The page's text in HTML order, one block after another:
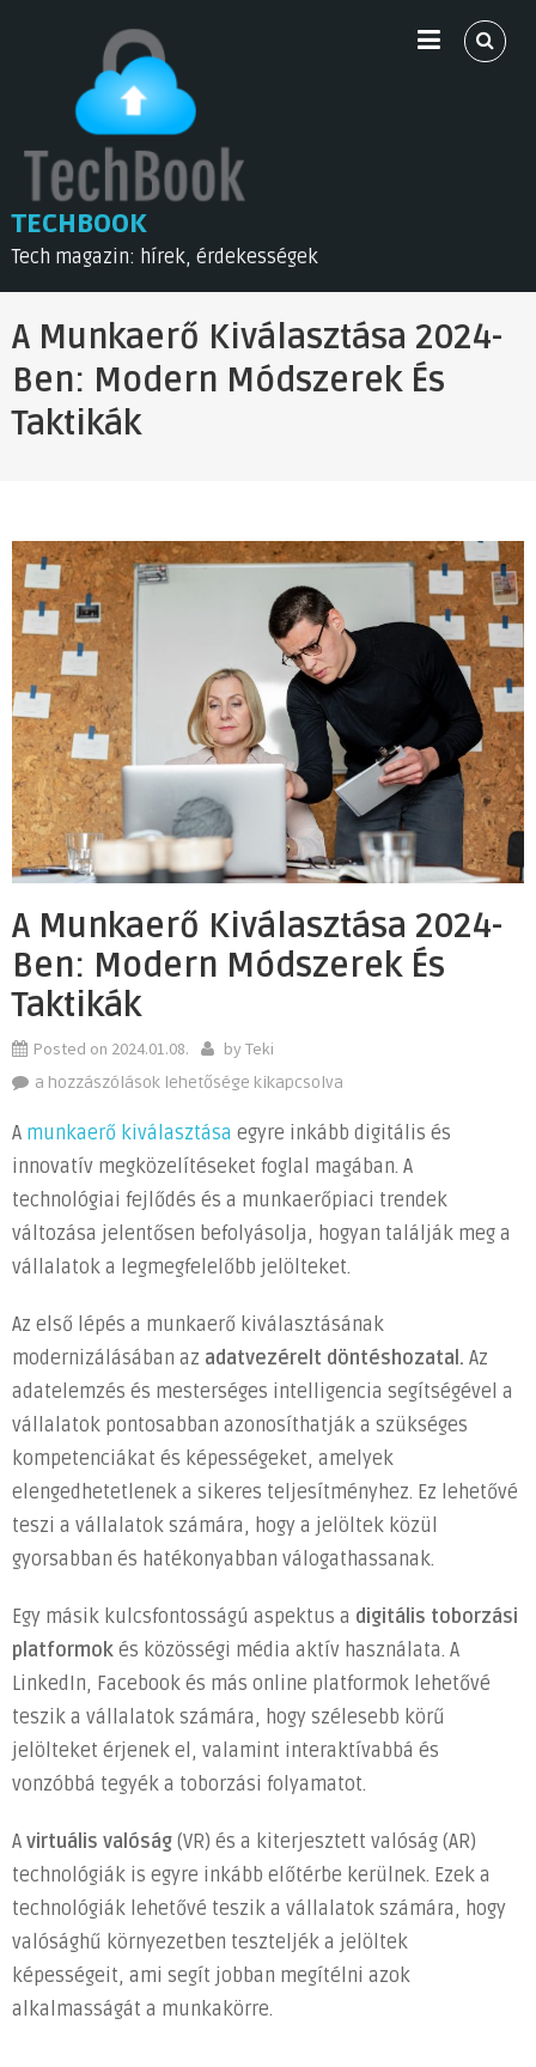
TECHBOOK
Tech magazin: hírek, érdekességek
A Munkaerő Kiválasztása 2024-
Ben: Modern Módszerek És
Taktikák
A Munkaerő Kiválasztása 2024-
Ben: Modern Módszerek És
Taktikák
Posted on 2024.01.08. by Teki
A
kiválasztása
2024-
ben:
modern
módszerek
taktikák
bejegyzéshez
a hozzászólások lehetősége kikapcsolva
A munkaerő kiválasztása egyre inkább digitális és
innovatív megközelítéseket foglal magában. A
technológiai fejlődés és a munkaerőpiaci trendek
változása jelentősen befolyásolja, hogyan találják meg a
vállalatok a legmegfelelőbb jelölteket.
Az első lépés a munkaerő kiválasztásának
modernizálásában az adatvezérelt döntéshozatal. Az
adatelemzés és mesterséges intelligencia segítségével a
vállalatok pontosabban azonosíthatják a szükséges
kompetenciákat és képességeket, amelyek
elengedhetetlenek a sikeres teljesítményhez. Ez lehetővé
teszi a vállalatok számára, hogy a jelöltek közül
gyorsabban és hatékonyabban válogathassanak.
Egy másik kulcsfontosságú aspektus a digitális toborzási
platformok és közösségi média aktív használata. A
LinkedIn, Facebook és más online platformok lehetővé
teszik a vállalatok számára, hogy szélesebb körű
jelölteket érjenek el, valamint interaktívabbá és
vonzóbbá tegyék a toborzási folyamatot.
A virtuális valóság (VR) és a kiterjesztett valóság (AR)
technológiák is egyre inkább előtérbe kerülnek. Ezek a
technológiák lehetővé teszik a vállalatok számára, hogy
valósághű környezetben teszteljék a jelöltek
képességeit, ami segít jobban megítélni azok
alkalmasságát a munkakörre.